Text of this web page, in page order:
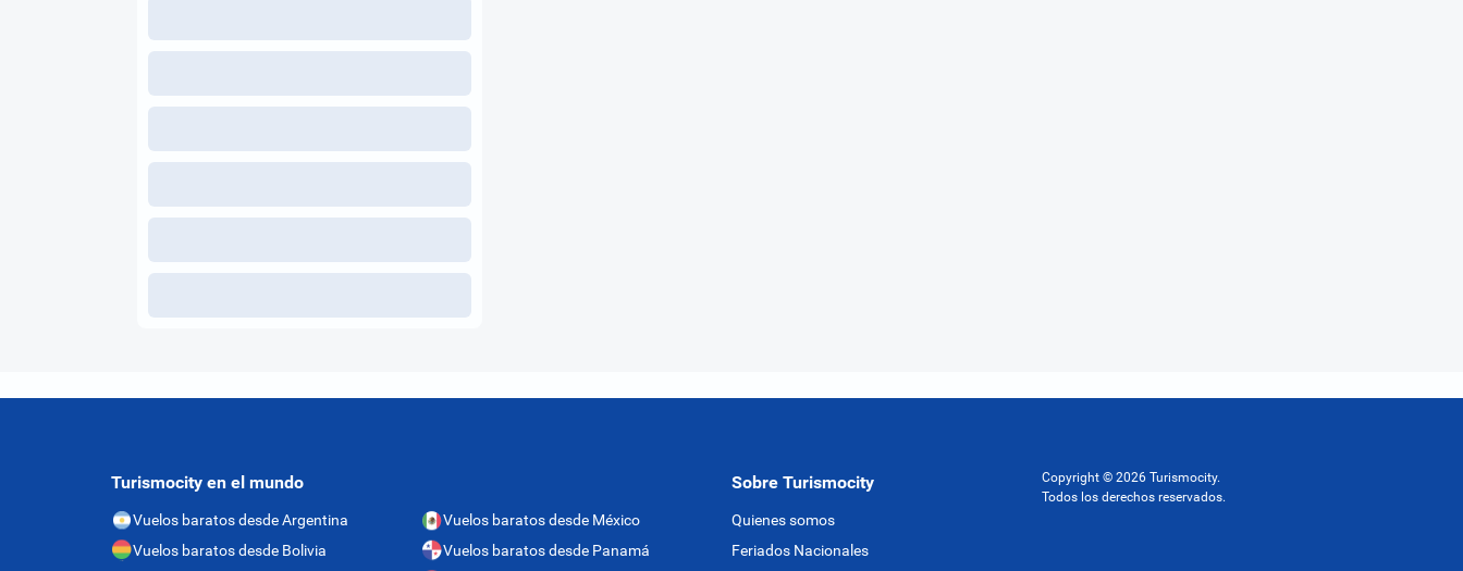
Turismocity en el mundo
Vuelos baratos desde Argentina
Vuelos baratos desde Bolivia
Vuelos baratos desde México
Vuelos baratos desde Panamá
Sobre Turismocity
Quienes somos
Feriados Nacionales
Copyright © 2026 Turismocity.
Todos los derechos reservados.